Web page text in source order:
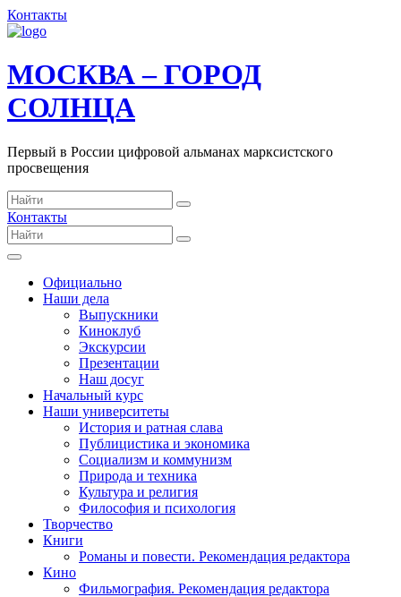
Контакты
МОСКВА – ГОРОД
СОЛНЦА
Первый в России цифровой альманах марксистского
просвещения
Контакты
Официально
Наши дела
Выпускники
Киноклуб
Экскурсии
Презентации
Наш досуг
Начальный курс
Наши университеты
История и ратная слава
Публицистика и экономика
Социализм и коммунизм
Природа и техника
Культура и религия
Философия и психология
Творчество
Книги
Романы и повести. Рекомендация редактора
Кино
Фильмография. Рекомендация редактора